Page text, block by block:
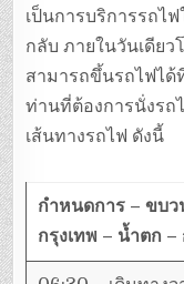
เป็นการบริการรถไ
กลับ ภายในวันเดีย
สามารถขึ้นรถไฟได้
ท่านที่ต้องการนั่งรถ
เส้นทางรถไฟ ดังนี้
กำหนดการ – ขบว
กรุงเทพ – น้ำตก –